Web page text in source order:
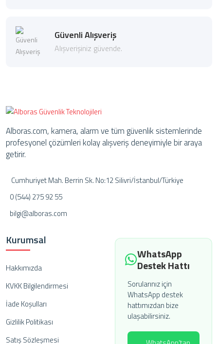
Güvenli Alışveriş
Alışverişiniz güvende.
Alboras.com, kamera, alarm ve tüm güvenlik sistemlerinde
profesyonel çözümleri kolay alışveriş deneyimiyle bir araya
getirir.
Cumhuriyet Mah. Berrin Sk. No:12 Silivri/İstanbul/Türkiye
0 (544) 275 92 55
bilgi@alboras.com
Kurumsal
Hakkımızda
KVKK Bilgilendirmesi
İade Koşulları
Gizlilik Politikası
Satış Sözleşmesi
WhatsApp
Destek Hattı
Sorularınız için
WhatsApp destek
hattımızdan bize
ulaşabilirsiniz.